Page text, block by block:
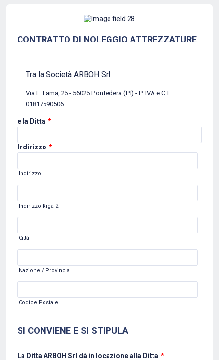
CONTRATTO DI NOLEGGIO ATTREZZATURE
Tra la Società ARBOH Srl
Via L. Lama, 25 - 56025 Pontedera (PI) - P. IVA e C.F.:
01817590506
e la Ditta *
Indirizzo *
Indirizzo
Indirizzo Riga 2
Città
Nazione / Provincia
Codice Postale
SI CONVIENE E SI STIPULA
La Ditta ARBOH Srl dà in locazione alla Ditta *